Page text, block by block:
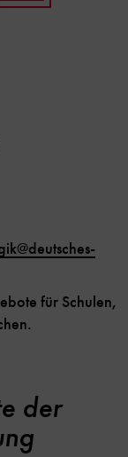
für Schulen,
der